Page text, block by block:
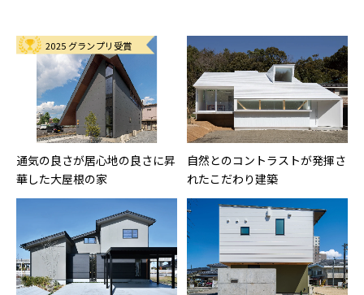
2025 グランプリ受賞
通気の良さが居心地の良さに昇
華した大屋根の家
自然とのコントラストが発揮さ
れたこだわり建築